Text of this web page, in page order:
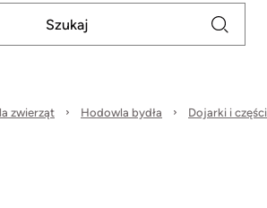
zwierząt Hodowla bydła Dojarki i